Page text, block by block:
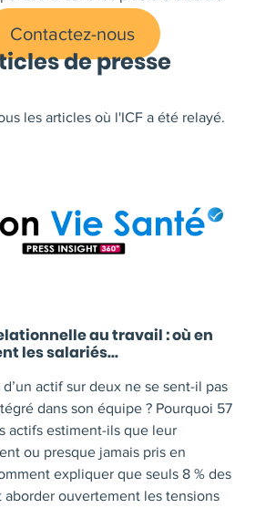
Contactez-nous
de presse
les articles où l'ICF a été relayé.
au travail : où en
les salariés...
actif sur deux ne se sent-il pas
dans son équipe ? Pourquoi 57
actifs estiment-ils que leur
ou presque jamais pris en
expliquer que seuls 8 % des
aborder ouvertement les tensions